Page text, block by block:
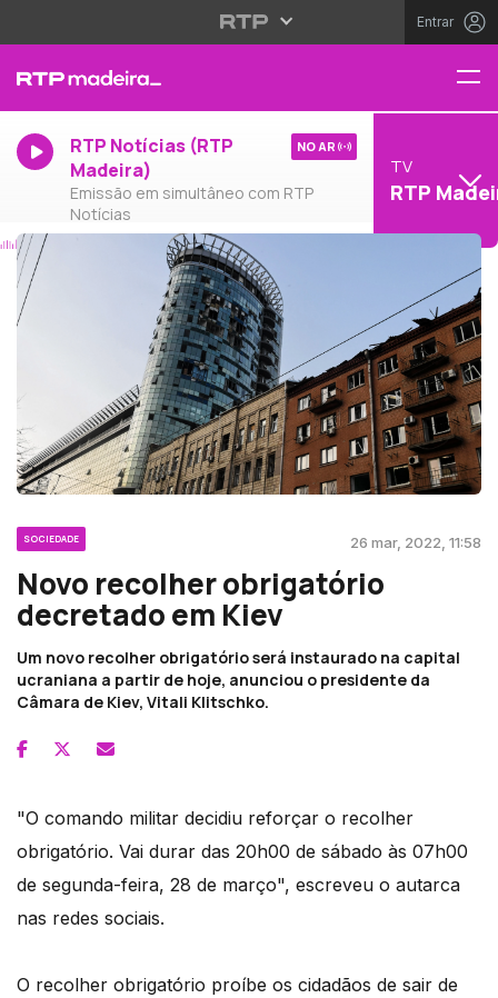
Entrar
RTP Notícias (RTP
Madeira)
Emissão em simultâneo com RTP
Notícias
NO AR
TV
RTP
SOCIEDADE 26 mar, 2022, 11:58
Novo recolher obrigatório
decretado em Kiev
Um novo recolher obrigatório será instaurado na capital
ucraniana a partir de hoje, anunciou o presidente da
Câmara de Kiev, Vitali Klitschko.
"O comando militar decidiu reforçar o recolher
obrigatório. Vai durar das 20h00 de sábado às 07h00
de segunda-feira, 28 de março", escreveu o autarca
nas redes sociais.
O recolher obrigatório proíbe os cidadãos de sair de